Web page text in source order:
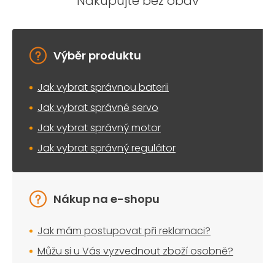
Výběr produktu
Jak vybrat správnou baterii
Jak vybrat správné servo
Jak vybrat správný motor
Jak vybrat správný regulátor
Nákup na e-shopu
Jak mám postupovat při reklamaci?
Můžu si u Vás vyzvednout zboží osobně?